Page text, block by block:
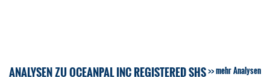
ANALYSEN ZU OCEANPAL INC REGISTERED SHS mehr Analysen